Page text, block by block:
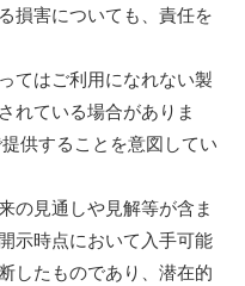
損害についても、責任を
てはご利用になれない製
れている場合がありま
供することを意図してい
の見通しや見解等が含ま
示時点において入手可能
したものであり、潜在的